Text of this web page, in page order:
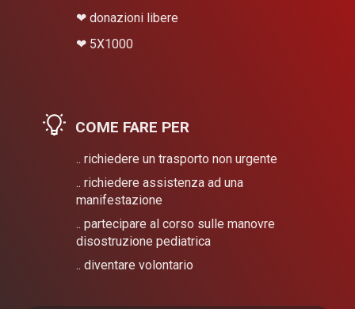
❤ donazioni libere
❤ ​5X1000
COME FARE PER
.. richiedere un trasporto non urgente
.. richiedere assistenza ad una
manifestazione
.. partecipare al corso sulle manovre
disostruzione pediatrica
.. diventare volontario